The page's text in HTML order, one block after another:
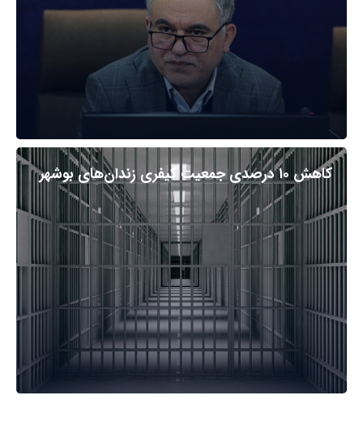
کاهش ۱۰ درصدی جمعیت کیفری زندان‌های بوشهر